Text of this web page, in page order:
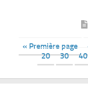
« Première page
20
30 40